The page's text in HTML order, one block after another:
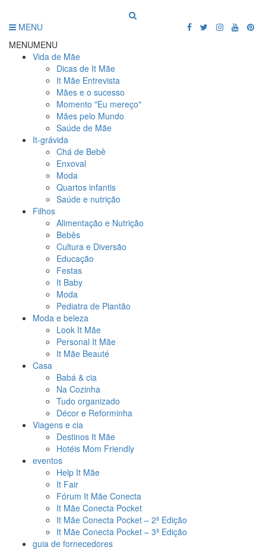
MENU
MENUMENU
Vida de Mãe
Dicas de It Mãe
It Mãe Entrevista
Mães e o sucesso
Momento "Eu mereço"
Mães pelo Mundo
Saúde de Mãe
It-grávida
Chá de Bebê
Enxoval
Moda
Quartos infantis
Saúde e nutrição
Filhos
Alimentação e Nutrição
Bebês
Cultura e Diversão
Educação
Festas
It Baby
Moda
Pediatra de Plantão
Moda e beleza
Look It Mãe
Personal It Mãe
It Mãe Beauté
Casa
Babá & cia
Na Cozinha
Tudo organizado
Décor e Reforminha
Viagens e cia
Destinos It Mãe
Hotéis Mom Friendly
eventos
Help It Mãe
It Fair
Fórum It Mãe Conecta
It Mãe Conecta Pocket
It Mãe Conecta Pocket – 2ª Edição
It Mãe Conecta Pocket – 3ª Edição
guia de fornecedores